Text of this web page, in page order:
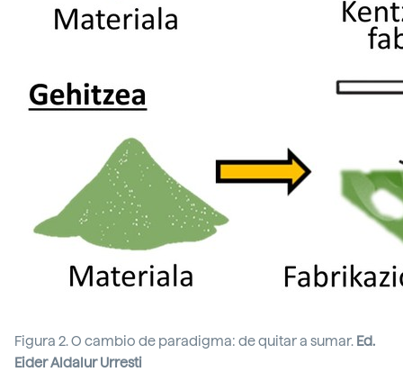
Figura 2. O cambio de paradigma: de quitar a sumar. Ed.
Eider Aldalur Urresti